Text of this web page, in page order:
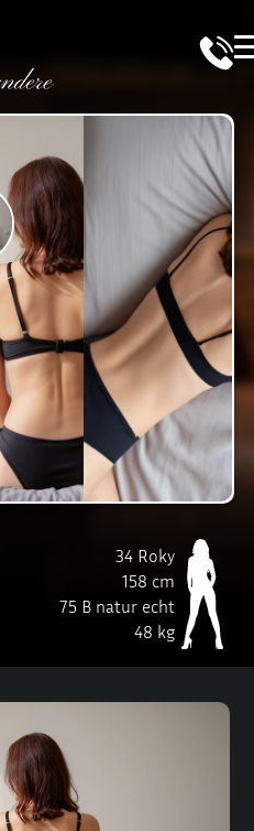
34 Roky
158 cm
75 B natur echt
48 kg